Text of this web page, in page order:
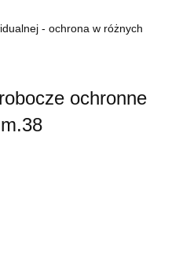
- ochrona w różnych
ochronne